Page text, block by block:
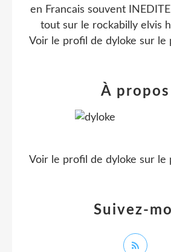
en Francais souvent
tout sur le rockabilly elvis
Voir le profil de dyloke sur le
Suivez-
À propos
Voir le profil de dyloke sur le